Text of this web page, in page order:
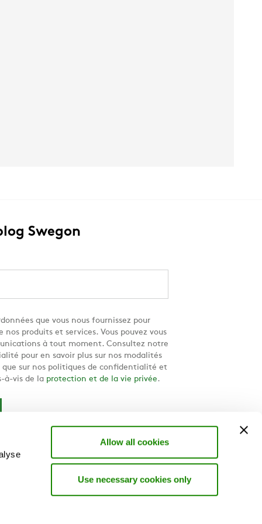
Allow all cookies
Use necessary cookies only
Swegon
que vous nous fournissez pour
produits et services. Vous pouvez vous
à tout moment. Consultez notre
pour en savoir plus sur nos modalités
sur nos politiques de confidentialité et
à-vis de la protection et de la vie privée.